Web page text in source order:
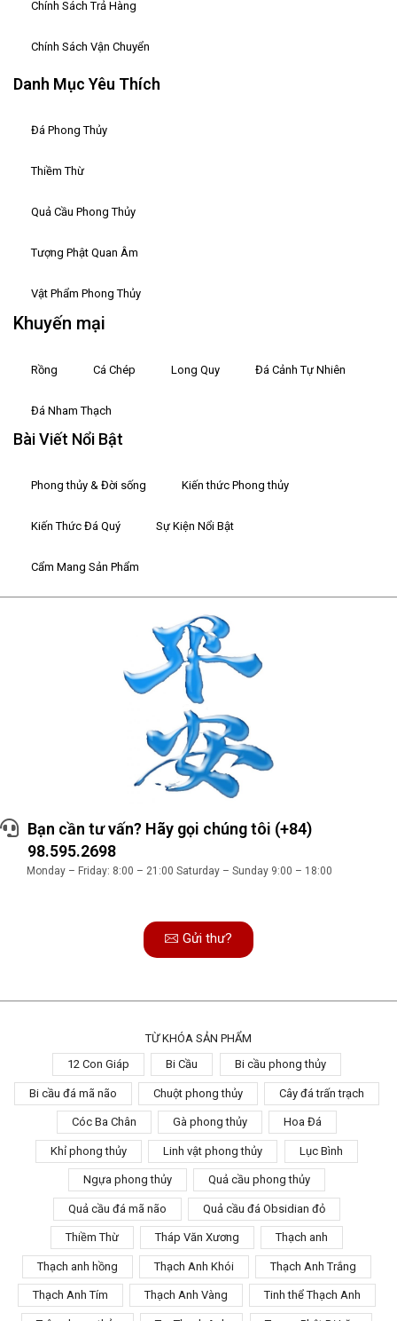
Chính Sách Trả Hàng
Chính Sách Vận Chuyển
Danh Mục Yêu Thích
Đá Phong Thủy
Thiềm Thừ
Quả Cầu Phong Thủy
Tượng Phật Quan Âm
Vật Phẩm Phong Thủy
Khuyến mại
Rồng Cá Chép Long Quy Đá Cảnh Tự Nhiên
Đá Nham Thạch
Bài Viết Nổi Bật
Phong thủy & Đời sống Kiến thức Phong thủy
Kiến Thức Đá Quý Sự Kiện Nổi Bật
Cẩm Mang Sản Phẩm
Bạn cần tư vấn? Hãy gọi chúng tôi (+84)
98.595.2698
Monday – Friday: 8:00 – 21:00 Saturday – Sunday 9:00 – 18:00
Gửi thư?
TỪ KHÓA SẢN PHẨM
12 Con Giáp
Bi Cầu Bi cầu phong thủy
Bi cầu đá mã não Chuột phong thủy Cây đá trấn trạch
Cóc Ba Chân Gà phong thủy Hoa Đá
Khỉ phong thủy Linh vật phong thủy Lục Bình
Ngựa phong thủy Quả cầu phong thủy
Quả cầu đá mã não Quả cầu đá Obsidian đỏ
Thiềm Thừ Tháp Văn Xương Thạch anh
Thạch anh hồng Thạch Anh Khói Thạch Anh Trắng
Thạch Anh Tím Thạch Anh Vàng Tinh thể Thạch Anh